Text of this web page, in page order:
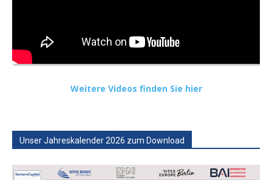
Weitere Videos finden Sie hier
Unser Jahreskalender 2026 zum Download